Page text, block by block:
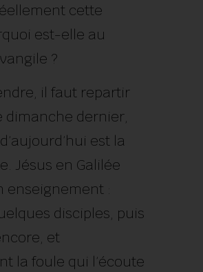
cette
est-elle au
?
il faut repartir
dimanche dernier,
est la
Jésus en Galilée
enseignement :
disciples, puis
et
la foule qui l’écoute